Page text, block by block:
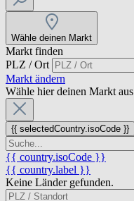
Wähle deinen Markt
Markt finden
PLZ / Ort
Markt ändern
Wähle hier deinen Markt aus
{{ selectedCountry.isoCode }}
{{ country.isoCode }}
{{ country.label }}
Keine Länder gefunden.